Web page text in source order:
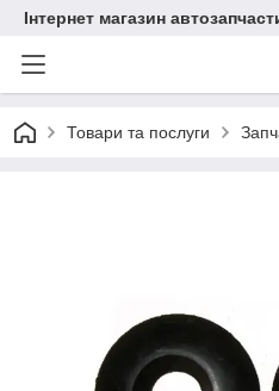
Інтернет магазин
Товари та послуги